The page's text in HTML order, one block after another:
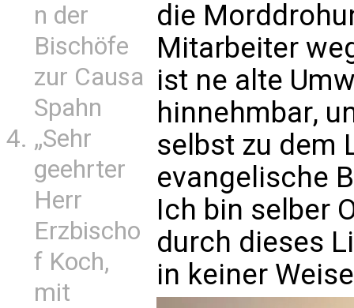
n der
Bischöfe
zur Causa
Spahn
„Sehr
geehrter
Herr
Erzbischo
f Koch,
mit
die
Mitarbeiter
ist ne alte
hinnehmbar,
selbst zu dem
evangelische
Ich bin selber
durch dieses
in keiner